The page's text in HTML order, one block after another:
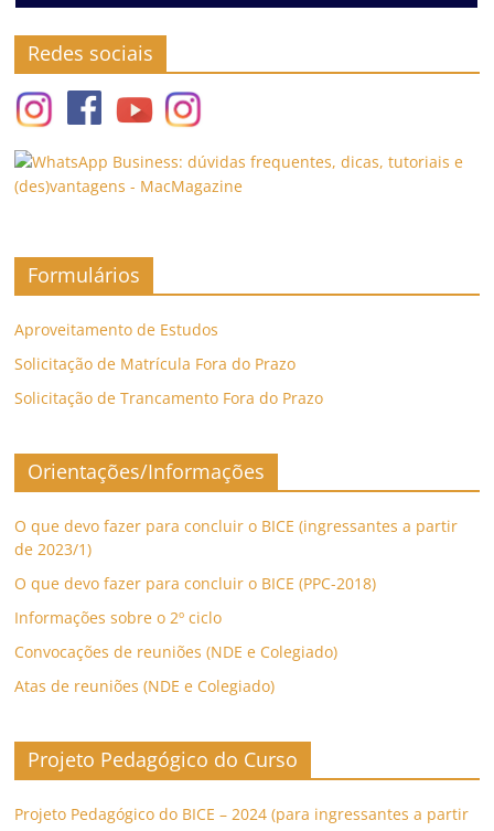
Redes sociais
Formulários
Aproveitamento de Estudos
Solicitação de Matrícula Fora do Prazo
Solicitação de Trancamento Fora do Prazo
Orientações/Informações
O que devo fazer para concluir o BICE (ingressantes a partir
de 2023/1)
O que devo fazer para concluir o BICE (PPC-2018)
Informações sobre o 2º ciclo
Convocações de reuniões (NDE e Colegiado)
Atas de reuniões (NDE e Colegiado)
Projeto Pedagógico do Curso
Projeto Pedagógico do BICE – 2024 (para ingressantes a partir